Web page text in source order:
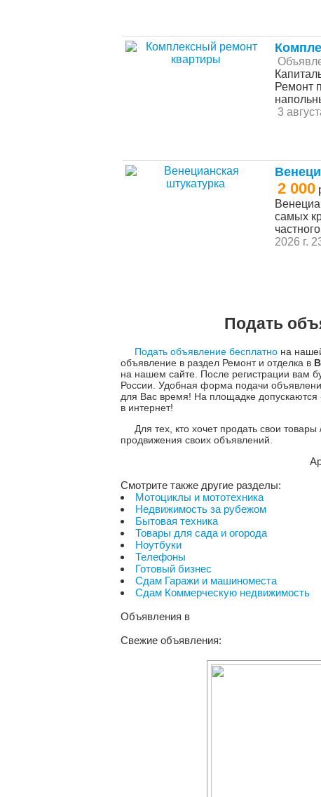
Ремонт
3
2 000
самых
2026 г.
Подать
Подать объявление бесплатно на
объявление в раздел Ремонт и отделка в
на нашем сайте. После регистрации вам
России. Удобная форма подачи
для Вас время! На площадке
в интернет!
Для тех, кто хочет продать свои
продвижения своих объявлений.
Смотрите также другие разделы:
Мотоциклы и мототехника
Недвижимость за рубежом
Бытовая техника
Товары для сада и огорода
Ноутбуки
Телефоны
Готовый бизнес
Сдам Гаражи и машиноместа
Сдам Коммерческую недвижимость
Объявления в
Свежие объявления: